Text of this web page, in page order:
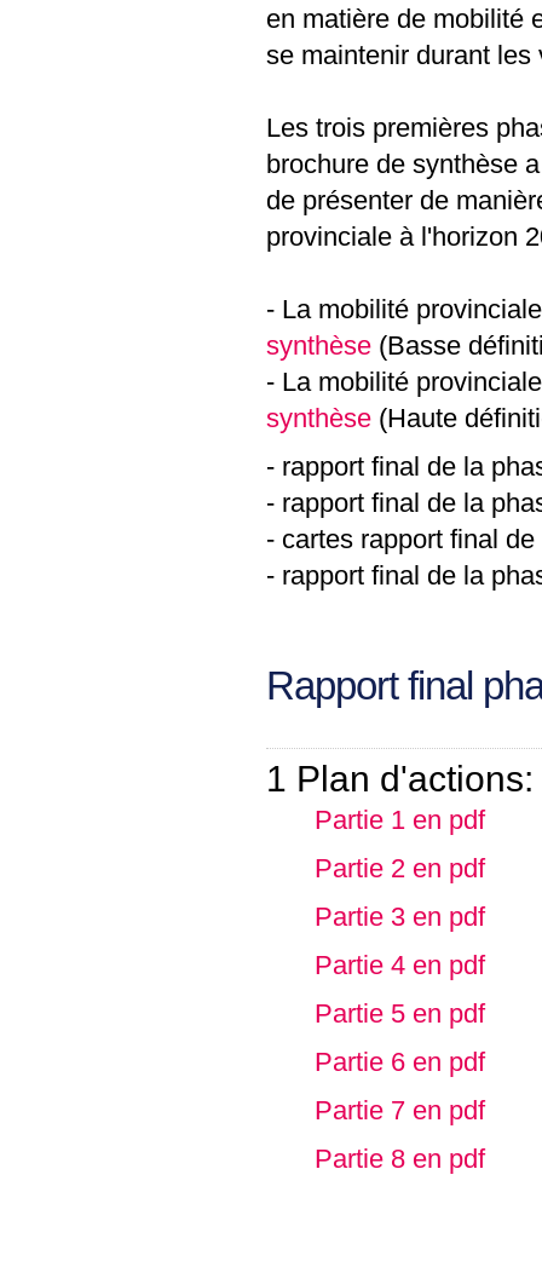
en matière de mobilité
se maintenir durant
Les trois premières
brochure de synthèse
de présenter de
provinciale à l'horizon
- La mobilité
synthèse (Basse
- La mobilité
synthèse (Haute
- rapport final de la
- rapport final de la
- cartes rapport final
- rapport final de la
Rapport final
1 Plan d'actions:
Partie 1 en pdf
Partie 2 en pdf
Partie 3 en pdf
Partie 4 en pdf
Partie 5 en pdf
Partie 6 en pdf
Partie 7 en pdf
Partie 8 en pdf